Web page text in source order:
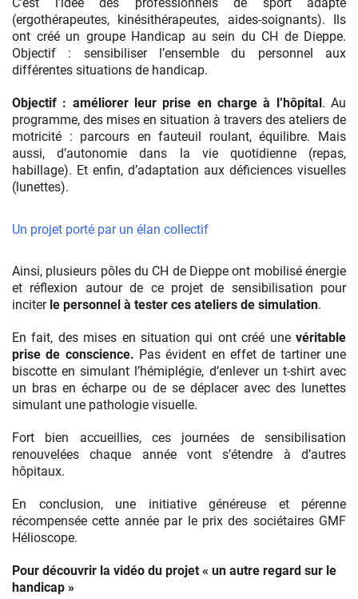
C’est l’idée des professionnels de sport adapté
(ergothérapeutes, kinésithérapeutes, aides-soignants). Ils
ont créé un groupe Handicap au sein du CH de Dieppe.
Objectif : sensibiliser l’ensemble du personnel aux
différentes situations de handicap.
Objectif : améliorer leur prise en charge à l’hôpital . Au
programme, des mises en situation à travers des ateliers de
motricité : parcours en fauteuil roulant, équilibre. Mais
aussi, d’autonomie dans la vie quotidienne (repas,
habillage). Et enfin, d’adaptation aux déficiences visuelles
(lunettes).
Un projet porté par un élan collectif
Ainsi, plusieurs pôles du CH de Dieppe ont mobilisé énergie
et réflexion autour de ce projet de sensibilisation pour
inciter le personnel à tester ces ateliers de simulation.
En fait, des mises en situation qui ont créé une véritable
prise de conscience. Pas évident en effet de tartiner une
biscotte en simulant l’hémiplégie, d’enlever un t-shirt avec
un bras en écharpe ou de se déplacer avec des lunettes
simulant une pathologie visuelle.
Fort bien accueillies, ces journées de sensibilisation
renouvelées chaque année vont s’étendre à d’autres
hôpitaux.
En conclusion, une initiative généreuse et pérenne
récompensée cette année par le prix des sociétaires GMF
Hélioscope.
Pour découvrir la vidéo du projet « un autre regard sur le
handicap »